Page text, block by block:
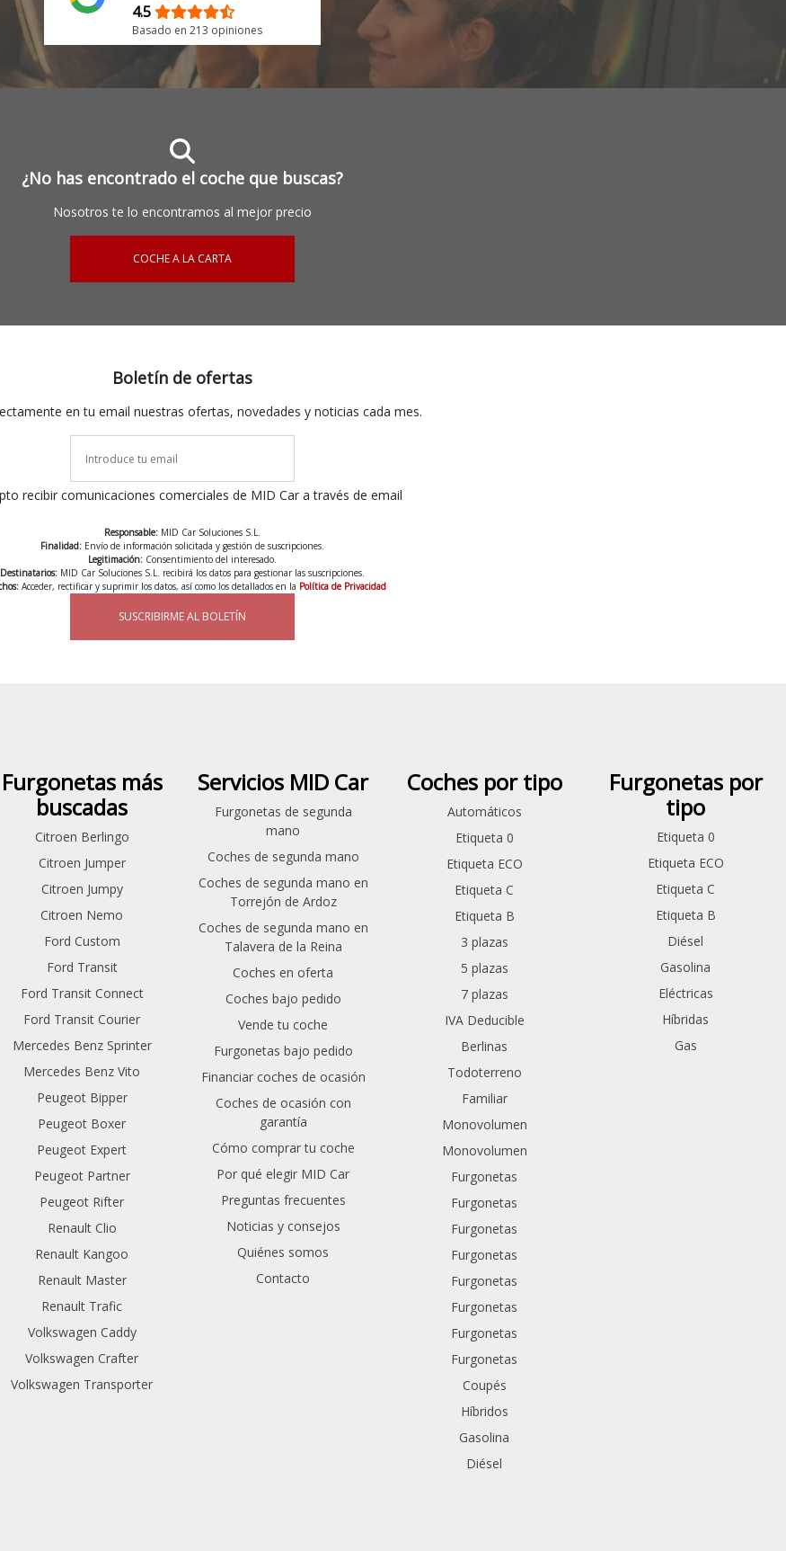
4.5
Basado en 213 opiniones
¿No has encontrado el coche que buscas?
Nosotros te lo encontramos al mejor precio
COCHE A LA CARTA
Boletín de ofertas
en tu email nuestras ofertas, novedades y noticias cada mes.
recibir comunicaciones comerciales de MID Car a través de email
Responsable: MID Car Soluciones S.L.
Finalidad: Envío de información solicitada y gestión de suscripciones.
Legitimación: Consentimiento del interesado.
Destinatarios: MID Car Soluciones S.L. recibirá los datos para gestionar las suscripciones.
Acceder, rectificar y suprimir los datos, así como los detallados en la Política de Privacidad
SUSCRIBIRME AL BOLETÍN
Furgonetas más
buscadas
Citroen Berlingo
Citroen Jumper
Citroen Jumpy
Citroen Nemo
Ford Custom
Ford Transit
Ford Transit Connect
Ford Transit Courier
Mercedes Benz Sprinter
Mercedes Benz Vito
Peugeot Bipper
Peugeot Boxer
Peugeot Expert
Peugeot Partner
Peugeot Rifter
Renault Clio
Renault Kangoo
Renault Master
Renault Trafic
Volkswagen Caddy
Volkswagen Crafter
Volkswagen Transporter
Servicios MID Car
Furgonetas de segunda
mano
Coches de segunda mano
Coches de segunda mano en
Torrejón de Ardoz
Coches de segunda mano en
Talavera de la Reina
Coches en oferta
Coches bajo pedido
Vende tu coche
Furgonetas bajo pedido
Financiar coches de ocasión
Coches de ocasión con
garantía
Cómo comprar tu coche
Por qué elegir MID Car
Preguntas frecuentes
Noticias y consejos
Quiénes somos
Contacto
Coches por tipo
Automáticos
Etiqueta 0
Etiqueta ECO
Etiqueta C
Etiqueta B
3 plazas
5 plazas
7 plazas
IVA Deducible
Berlinas
Todoterreno
Familiar
Monovolumen
Monovolumen
Furgonetas
Furgonetas
Furgonetas
Furgonetas
Furgonetas
Furgonetas
Furgonetas
Furgonetas
Coupés
Híbridos
Gasolina
Diésel
Furgonetas por
tipo
Etiqueta 0
Etiqueta ECO
Etiqueta C
Etiqueta B
Diésel
Gasolina
Eléctricas
Híbridas
Gas